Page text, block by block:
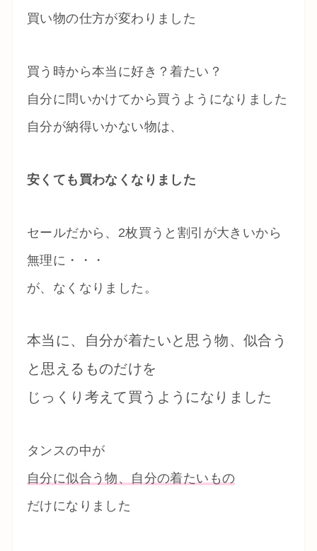
買い物の仕方が変わりました
買う時から本当に好き？着たい？
自分に問いかけてから買うようになりました
自分が納得いかない物は、
安くても買わなくなりました
セールだから、2枚買うと割引が大きいから
無理に・・・
が、なくなりました。
本当に、自分が着たいと思う物、似合う
と思えるものだけを
じっくり考えて買うようになりました
タンスの中が
自分に似合う物、自分の着たいもの
だけになりました